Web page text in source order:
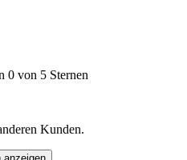
0 von 5 Sternen
Kunden.